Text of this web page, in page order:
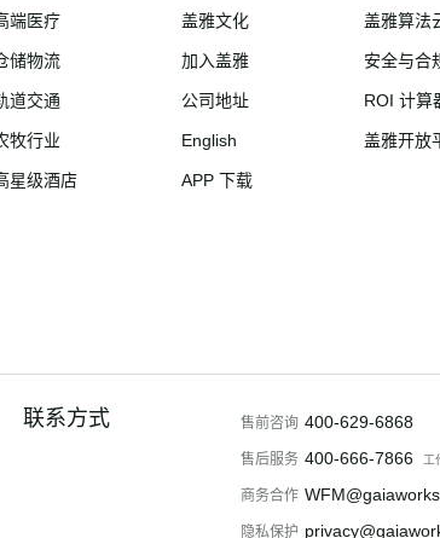
端医疗
储物流
道交通
牧行业
星级酒店
盖雅文化
加入盖雅
公司地址
English
APP 下载
盖雅算法
安全与合
ROI 计算
盖雅开放
联系方式 售前咨询 400-629-6868
售后服务 400-666-7866 工
商务合作
隐私保护